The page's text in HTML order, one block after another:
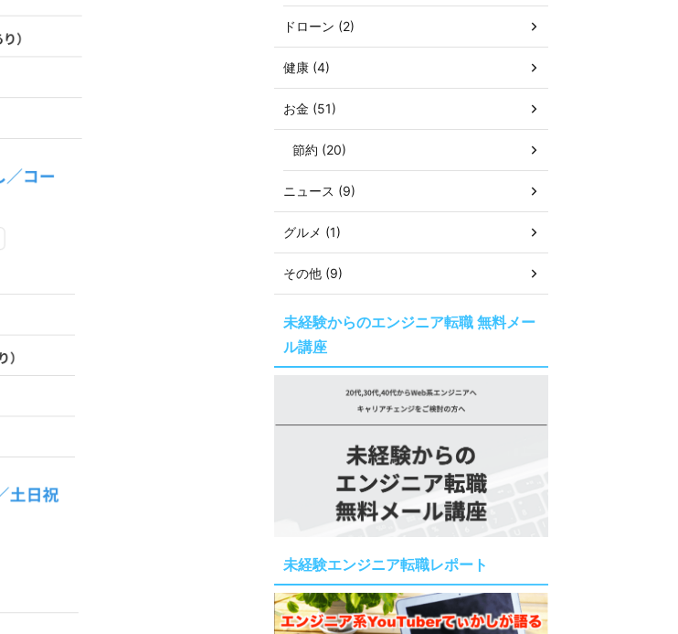
ドローン (2)
健康 (4)
お金 (51)
節約 (20)
ニュース (9)
グルメ (1)
その他 (9)
未経験からのエンジニア転職 無料メー
ル講座
未経験エンジニア転職レポート